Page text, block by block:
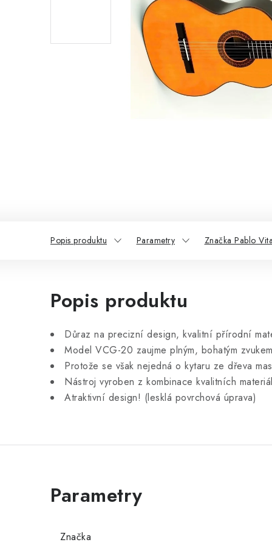
Popis produktu Parametry Značka Pablo
Popis produktu
Důraz na precizní design, kvalitní přírodní
Model VCG-20 zaujme plným, bohatým
Protože se však nejedná o kytaru ze dřeva
Nástroj vyroben z kombinace kvalitních
Atraktivní design! (lesklá povrchová úprava)
Značka